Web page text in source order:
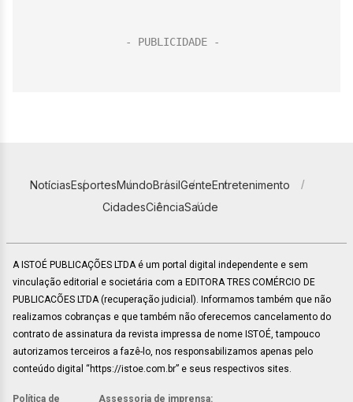
NotíciasEsportesMundoBrasilGenteEntretenimento
CidadesCiênciaSaúde
A ISTOÉ PUBLICAÇÕES LTDA é um portal digital independente e sem
vinculação editorial e societária com a EDITORA TRES COMÉRCIO DE
PUBLICACÕES LTDA (recuperação judicial). Informamos também que não
realizamos cobranças e que também não oferecemos cancelamento do
contrato de assinatura da revista impressa de nome ISTOÉ, tampouco
autorizamos terceiros a fazê-lo, nos responsabilizamos apenas pelo
conteúdo digital “https://istoe.com.br” e seus respectivos sites.
Política de Assessoria de imprensa: